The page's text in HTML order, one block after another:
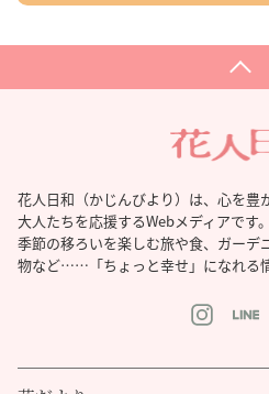
花人日和（かじんびより）は、心を豊
大人たちを応援するWebメディアです。
季節の移ろいを楽しむ旅や食、ガーデ
物など……「ちょっと幸せ」になれる